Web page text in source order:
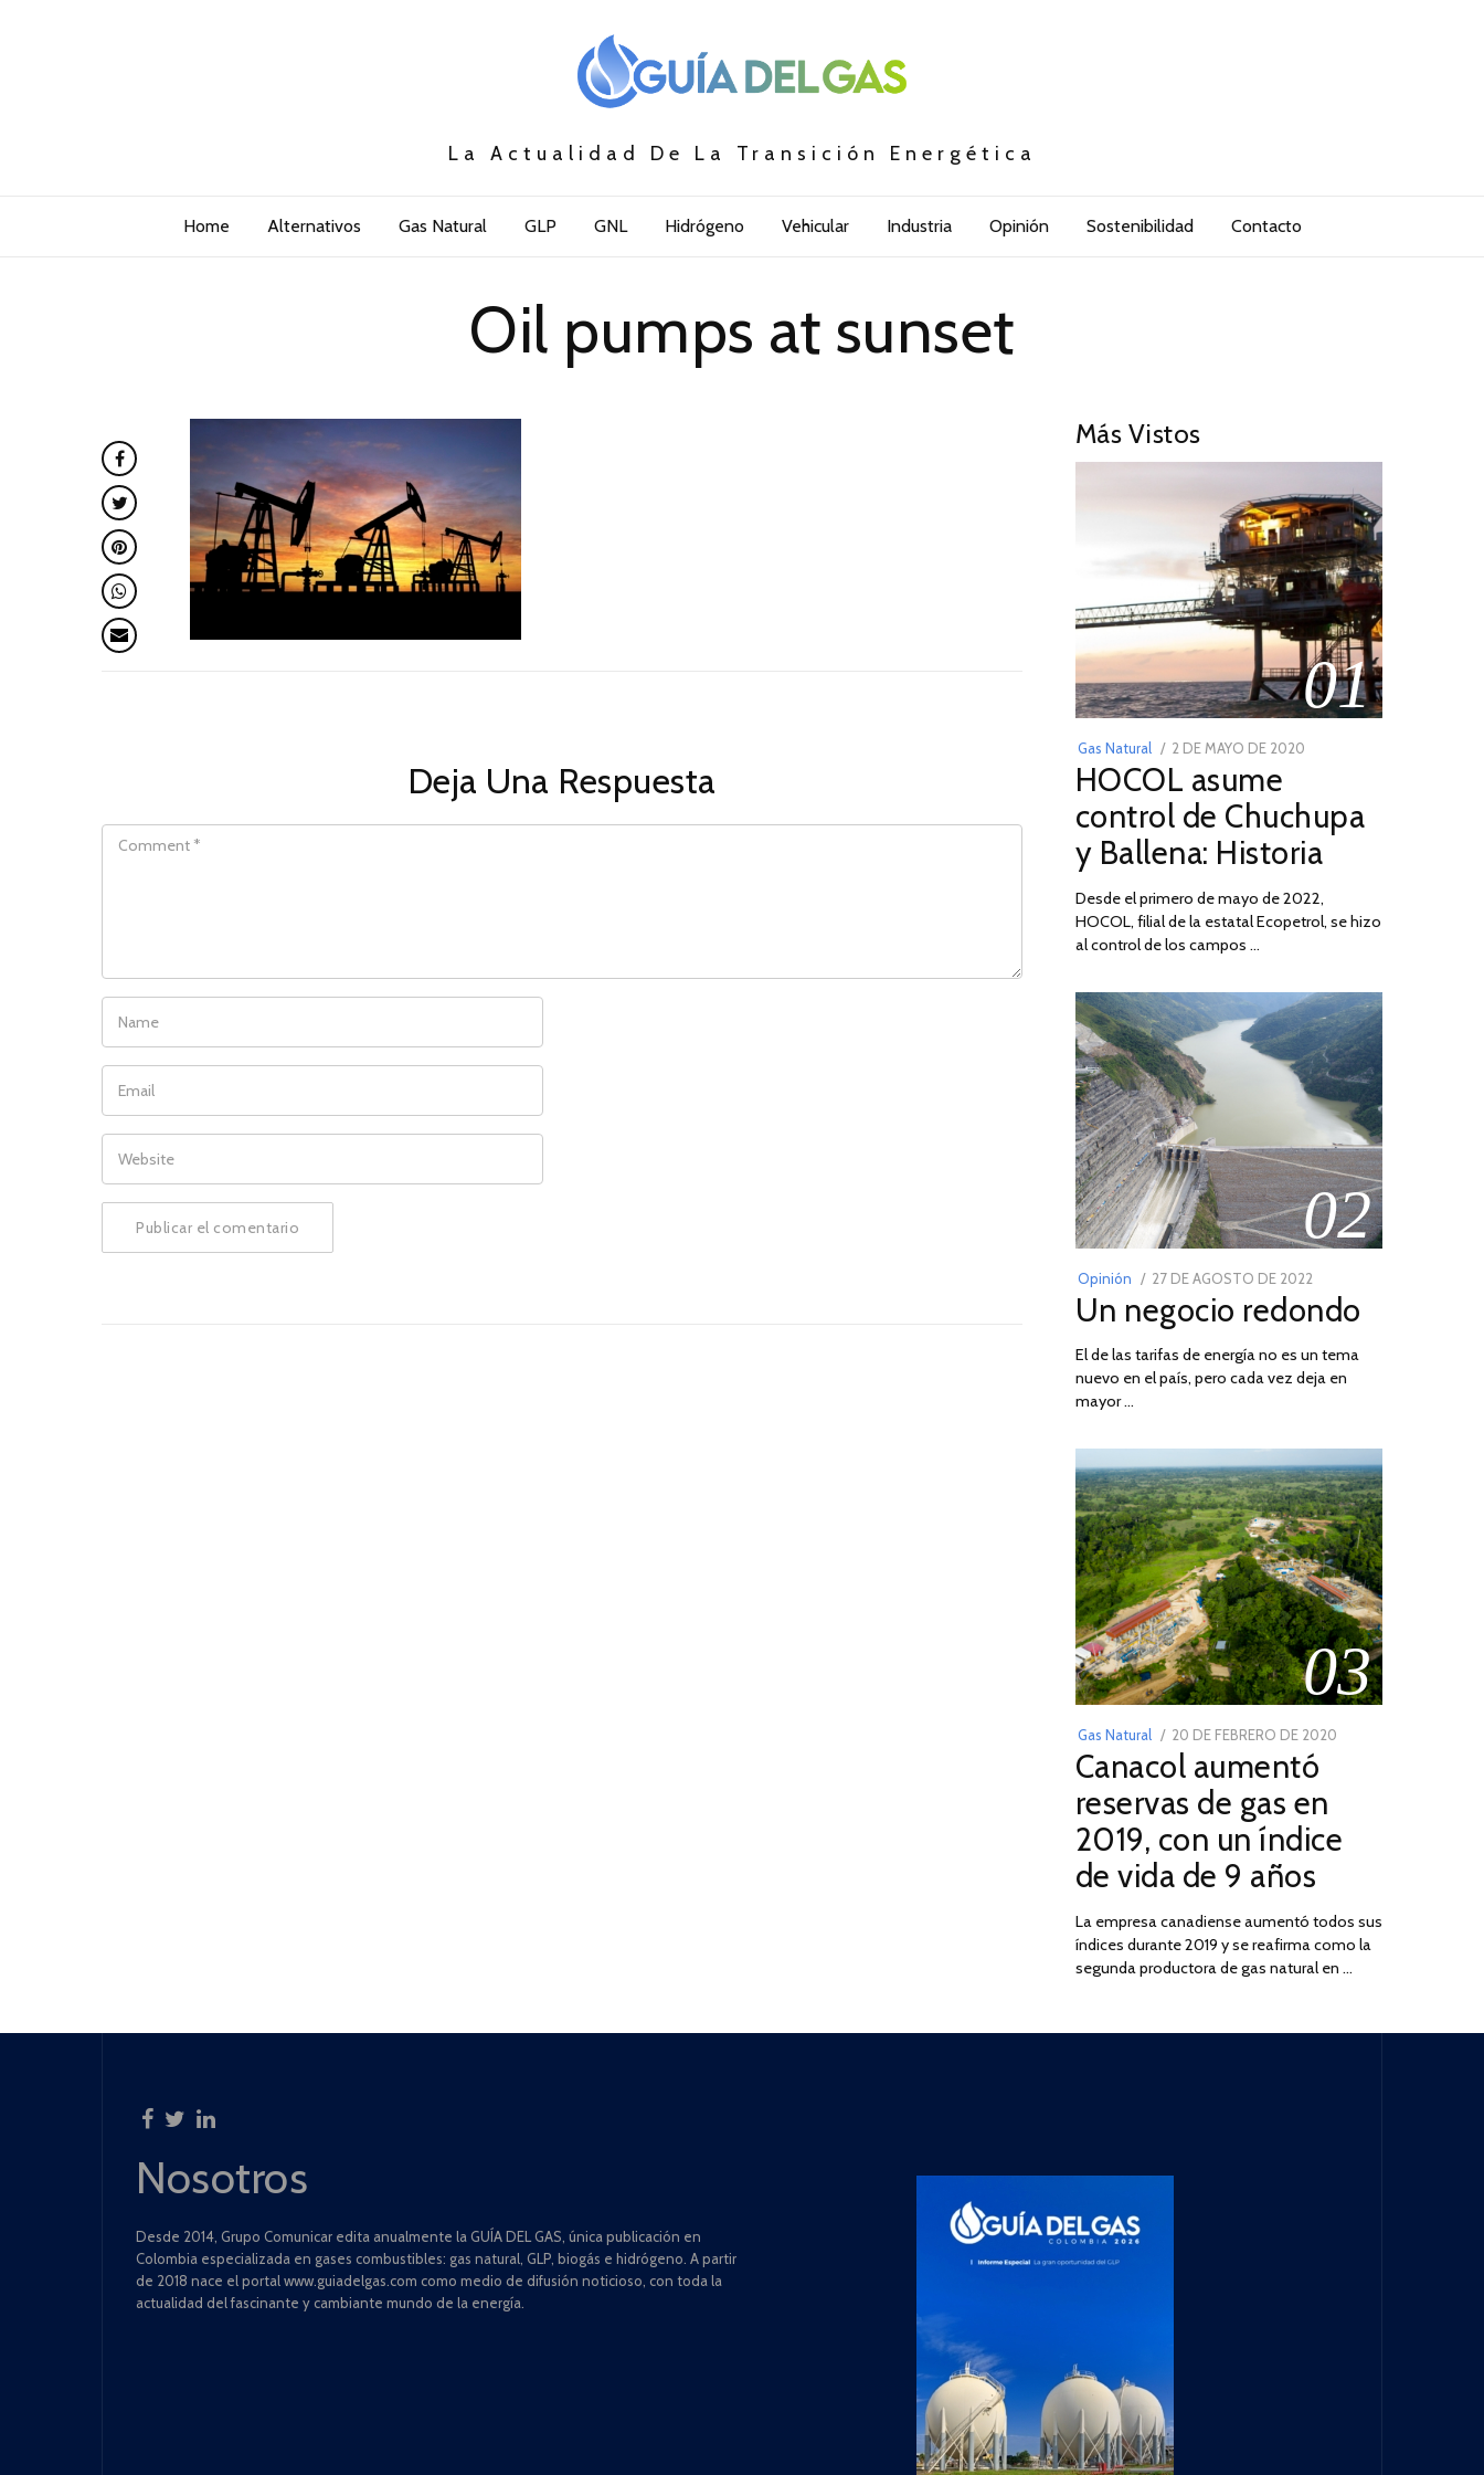
La Actualidad De La Transición Energética
Home Alternativos Gas Natural GLP GNL Hidrógeno Vehicular Industria Opinión Sostenibilidad Contacto
Oil pumps at sunset
Deja Una Respuesta
Más Vistos
01
Gas Natural
POSTED
ON
2 DE MAYO DE 2020
DE
2026
HOCOL asume
control de Chuchupa
y Ballena: Historia
Desde el primero de mayo de 2022,
HOCOL, filial de la estatal Ecopetrol, se hizo
al control de los campos …
02
Opinión
POSTED
ON
27 DE AGOSTO DE 2022
DE
DE
2022
Un negocio redondo
El de las tarifas de energía no es un tema
nuevo en el país, pero cada vez deja en
mayor …
03
Gas Natural
POSTED
ON
20 DE FEBRERO DE 2020
2025
Canacol aumentó
reservas de gas en
2019, con un índice
de vida de 9 años
La empresa canadiense aumentó todos sus
índices durante 2019 y se reafirma como la
segunda productora de gas natural en …
Nosotros
Desde 2014, Grupo Comunicar edita anualmente la GUÍA DEL GAS, única publicación en
Colombia especializada en gases combustibles: gas natural, GLP, biogás e hidrógeno. A partir
de 2018 nace el portal www.guiadelgas.com como medio de difusión noticioso, con toda la
actualidad del fascinante y cambiante mundo de la energía.